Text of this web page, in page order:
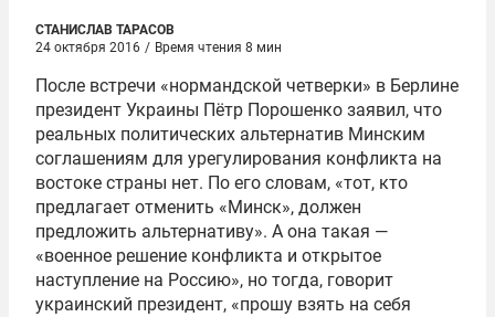
СТАНИСЛАВ ТАРАСОВ
24 октября 2016 / Время чтения 8 мин
После встречи «нормандской четверки» в Берлине
президент Украины Пётр Порошенко заявил, что
реальных политических альтернатив Минским
соглашениям для урегулирования конфликта на
востоке страны нет. По его словам, «тот, кто
предлагает отменить «Минск», должен
предложить альтернативу». А она такая —
«военное решение конфликта и открытое
наступление на Россию», но тогда, говорит
украинский президент, «прошу взять на себя